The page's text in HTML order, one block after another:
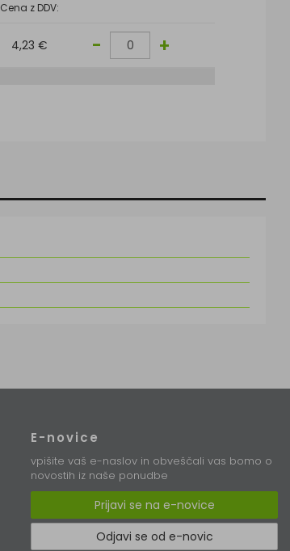
Cena z DDV:
4,23 € - +
E-novice
vpišite vaš e-naslov in obveščali vas bomo o
novostih iz naše ponudbe
Prijavi se na e-novice
Odjavi se od e-novic